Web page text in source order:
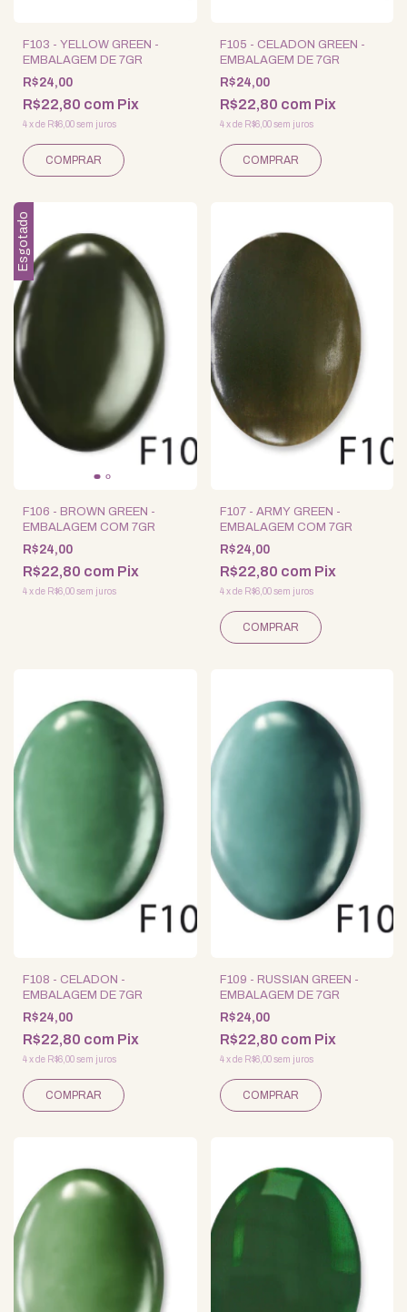
F103 - YELLOW GREEN -
EMBALAGEM DE 7GR
R$24,00
R$22,80 com Pix
4xde R$6,00sem juros
F105 - CELADON GREEN -
EMBALAGEM DE 7GR
R$24,00
R$22,80 com Pix
4 xde R$6,00 sem juros
Esgotado
F106 - BROWN GREEN -
EMBALAGEM COM 7GR
R$24,00
R$22,80 com Pix
4xde R$6,00sem juros
F107 - ARMY GREEN -
EMBALAGEM COM 7GR
R$24,00
R$22,80 com Pix
4 xde R$6,00 sem juros
F108 - CELADON -
EMBALAGEM DE 7GR
R$24,00
R$22,80 com Pix
4xde R$6,00sem juros
F109 - RUSSIAN GREEN -
EMBALAGEM DE 7GR
R$24,00
R$22,80 com Pix
4 xde R$6,00 sem juros